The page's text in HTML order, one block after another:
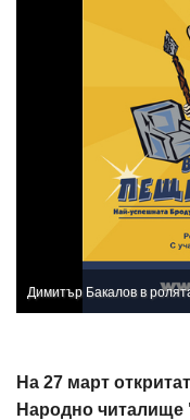
Димитър Бакалов в
На 27 март
Народно читалище